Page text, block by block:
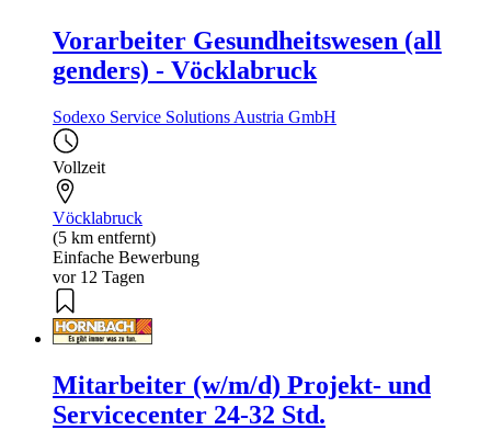
Vorarbeiter Gesundheitswesen (all
genders) - Vöcklabruck
Sodexo Service Solutions Austria GmbH
Vollzeit
Vöcklabruck
(5 km entfernt)
Einfache Bewerbung
vor 12 Tagen
Mitarbeiter (w/m/d) Projekt- und
Servicecenter 24-32 Std.